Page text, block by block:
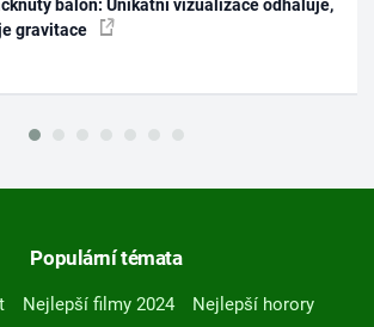
balón: Unikátní vizualizace odhaluje,
gravitace
Populární témata
Nejlepší filmy 2024
Nejlepší horory